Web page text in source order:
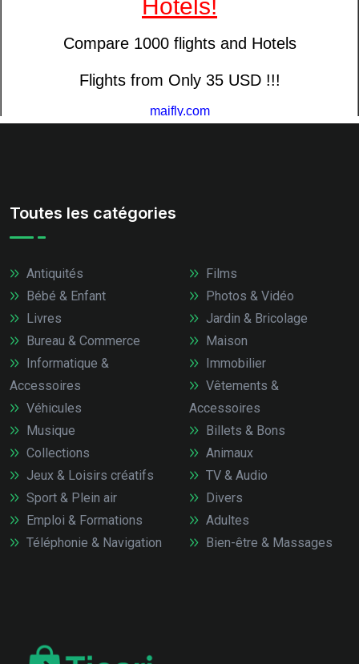
Toutes les catégories
Antiquités
Bébé & Enfant
Livres
Bureau & Commerce
Informatique &
Accessoires
Véhicules
Films
Photos & Vidéo
Jardin & Bricolage
Maison
Immobilier
Vêtements &
Accessoires
Musique
Collections
Jeux & Loisirs créatifs
Sport & Plein air
Emploi & Formations
Téléphonie & Navigation
Billets & Bons
Animaux
TV & Audio
Divers
Adultes
Bien-être & Massages